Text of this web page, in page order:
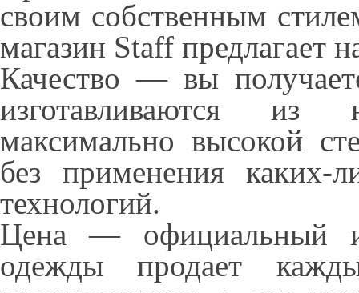
своим собственным
магазин Staff предлагает
Качество — вы
изготавливаются из
максимально высокой
без применения каких-
технологий.
Цена — официальный
одежды продает